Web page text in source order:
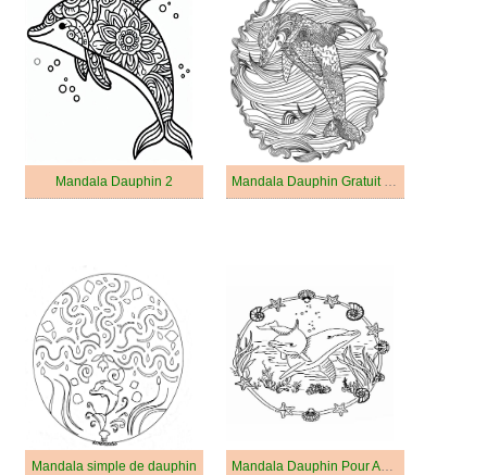
Mandala Dauphin 2 Mandala Dauphin Gratuit Pour Adulte
Mandala simple de dauphin Mandala Dauphin Pour Adulte